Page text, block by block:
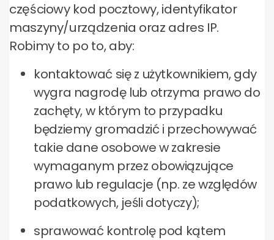
częściowy kod pocztowy, identyfikator
maszyny/urządzenia oraz adres IP.
Robimy to po to, aby:
kontaktować się z użytkownikiem, gdy
wygra nagrodę lub otrzyma prawo do
zachęty, w którym to przypadku
będziemy gromadzić i przechowywać
takie dane osobowe w zakresie
wymaganym przez obowiązujące
prawo lub regulacje (np. ze względów
podatkowych, jeśli dotyczy);
sprawować kontrolę pod kątem